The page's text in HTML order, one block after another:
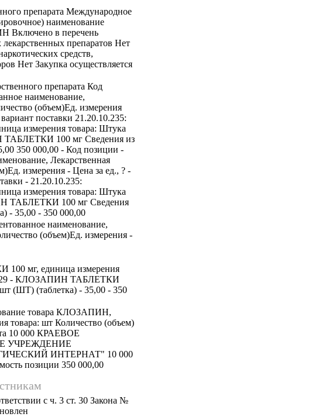
препарата Международное
наименование
Включено в перечень
препаратов Нет
средств,
Нет Закупка осуществляется
препарата Код
наименование,
(объем)Ед. измерения
поставки 21.20.10.235:
измерения товара: Штука
100 мг Сведения из
350 000,00 - Код позиции -
Лекарственная
измерения - Цена за ед., ? -
- 21.20.10.235:
измерения товара: Штука
ТАБЛЕТКИ 100 мг Сведения
- 35,00 - 350 000,00
наименование,
(объем)Ед. измерения -
мг, единица измерения
- КЛОЗАПИН ТАБЛЕТКИ
(ШТ) (таблетка) - 35,00 - 350
товара КЛОЗАПИН,
товара: шт Количество (объем)
10 000 КРАЕВОЕ
УЧРЕЖДЕНИЕ
ИНТЕРНАТ" 10 000
позиции 350 000,00
с ч. 3 ст. 30 Закона №